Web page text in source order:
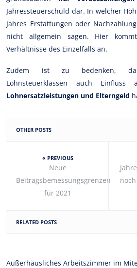
Jahressteuerschuld dar. In welcher
Jahres Erstattungen oder
nicht allgemein sagen. Hier
Verhältnisse des Einzelfalls an.
Zudem ist zu bedenken,
Lohnsteuerklassen auch
Lohnersatzleistungen und Elterngeld
OTHER POSTS
« PREVIOUS
Neue
Beitragsbemessungsgrenzen
für 2021
RELATED POSTS
Außerhäusliches Arbeitszimmer im